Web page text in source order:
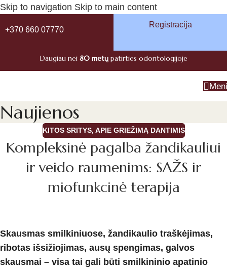
Skip to navigation Skip to main content
+370 660 07770
Registracija
Daugiau nei 80 metųpatirties odontologijoje
Naujienos
KITOS SRITYS, APIE GRIEŽIMĄ DANTIMIS
Kompleksinė pagalba žandikauliui
ir veido raumenims: SAŽS ir
miofunkcinė terapija
Skausmas smilkiniuose, žandikaulio traškėjimas,
ribotas išsižiojimas, ausų spengimas, galvos
skausmai – visa tai gali būti smilkininio apatinio